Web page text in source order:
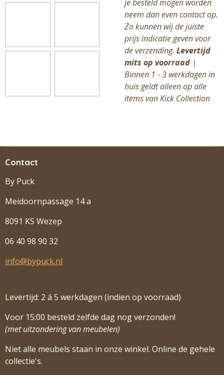
je besteld mogen worden
neem dan even contact op.
Zo kunnen wij de juiste
prijs indicatie geven voor
de verzending. Levertijd
mits op voorraad |
Binnen 1 - 3 werkdagen in
huis geldt alleen op alle
items van Kick Collection
Contact
By Puck
Meidoornpassage 14 a
8091 KS Wezep
06 40 98 90 32
info@bypuck.nl
Levertijd: 2 á 5 werkdagen (indien op voorraad)
Voor 15:00 besteld zelfde dag nog verzonden!
(met uitzondering van meubelen)
Niet alle meubels staan in onze winkel. Online de gehele
collectie's.